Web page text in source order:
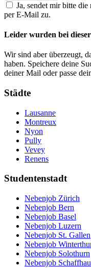
Ja, sendet mir bitte die
per E-Mail zu.
Leider wurden bei
Wir sind aber überzeugt,
haben. Speichere deine
deiner Mail oder passe
Städte
Lausanne
Montreux
Nyon
Pully
Vevey
Renens
Studentenstadt
Nebenjob Zürich
Nebenjob Bern
Nebenjob Basel
Nebenjob Luzern
Nebenjob St. Gallen
Nebenjob
Nebenjob Solothurn
Nebenjob